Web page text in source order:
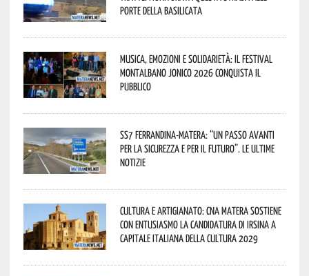
porte della Basilicata
Musica, emozioni e solidarietà: il Festival
Montalbano Jonico 2026 conquista il
pubblico
SS7 Ferrandina-Matera: “Un passo avanti
per la sicurezza e per il futuro”. Le ultime
notizie
Cultura e Artigianato: CNA Matera sostiene
con entusiasmo la candidatura di Irsina a
Capitale Italiana della Cultura 2029